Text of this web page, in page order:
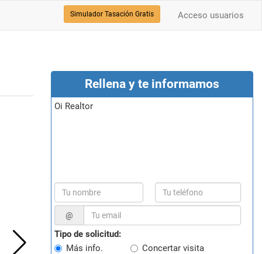
Acceso usuarios
Simulador Tasación Gratis
Rellena y te informamos
Oi Realtor
@
Tipo de solicitud:
Más info.
Concertar visita